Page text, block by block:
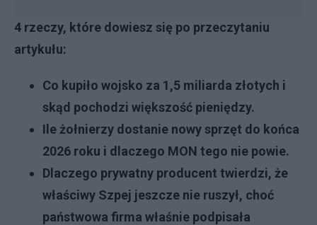
4 rzeczy, które dowiesz się po przeczytaniu
artykułu:
Co kupiło wojsko za 1,5 miliarda złotych i
skąd pochodzi większość pieniędzy.
Ile żołnierzy dostanie nowy sprzęt do końca
2026 roku i dlaczego MON tego nie powie.
Dlaczego prywatny producent twierdzi, że
właściwy Szpej jeszcze nie ruszył, choć
państwowa firma właśnie podpisała